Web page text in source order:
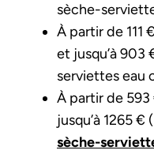
sèche-
À partir de 111
et jusqu’à 903
serviettes eau
À partir de 593
jusqu’à 1265
sèche-